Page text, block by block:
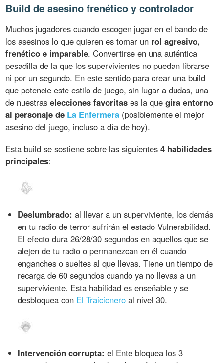
Build de asesino frenético y controlador
Muchos jugadores cuando escogen jugar en el bando de
los asesinos lo que quieren es tomar un rol agresivo,
frenético e imparable. Convertirse en una auténtica
pesadilla de la que los supervivientes no puedan librarse
ni por un segundo. En este sentido para crear una build
que potencie este estilo de juego, sin lugar a dudas, una
de nuestraselecciones favoritas es la quegira entorno
al personaje de La Enfermera (posiblemente el mejor
asesino del juego, incluso a día de hoy).
Esta build se sostiene sobre las siguientes4 habilidades
principales:
Deslumbrado: al llevar a un superviviente, los demás
en tu radio de terror sufrirán el estado Vulnerabilidad.
El efecto dura 26/28/30 segundos en aquellos que se
alejen de tu radio o permanezcan en él cuando
enganches o sueltes al que llevas. Tiene un tiempo de
recarga de 60 segundos cuando ya no llevas a un
superviviente. Esta habilidad es enseñable y se
desbloquea con El Traicionero al nivel 30.
Intervención corrupta: el Ente bloquea los 3